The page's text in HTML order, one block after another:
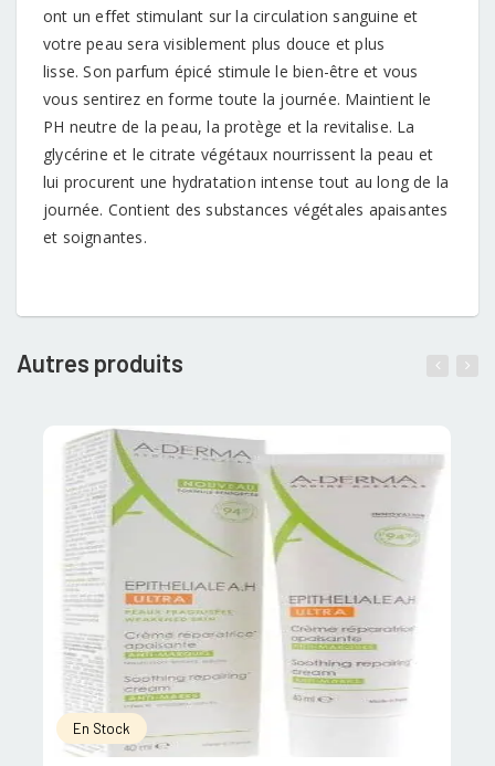
ont un effet stimulant sur la circulation sanguine et
votre peau sera visiblement plus douce et plus
lisse. Son parfum épicé stimule le bien-être et vous
vous sentirez en forme toute la journée. Maintient le
PH neutre de la peau, la protège et la revitalise. La
glycérine et le citrate végétaux nourrissent la peau et
lui procurent une hydratation intense tout au long de la
journée. Contient des substances végétales apaisantes
et soignantes.
Autres produits
En Stock